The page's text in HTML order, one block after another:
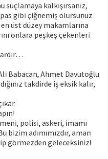
suçlamaya kalkışırsanız,
gibi çiğnemiş olursunuz.
üst düzey makamlarına
onlara peşkeş çekenleri
Babacan, Ahmet Davutoğlu
takdirde iş eksik kalır,
polisi, askeri, imamı
bizim adımımızdır, aman
görmezden geleceksiniz!